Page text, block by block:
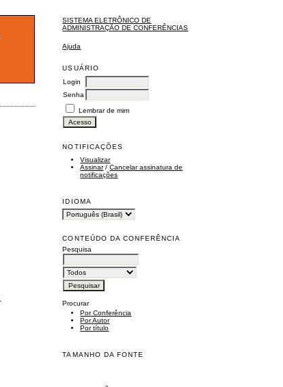
SISTEMA ELETRÔNICO DE
ADMINISTRAÇÃO DE CONFERÊNCIAS
Ajuda
USUÁRIO
Login
Senha
Lembrar de mim
NOTIFICAÇÕES
Visualizar
Assinar/Cancelar assinatura de
notificações
IDIOMA
CONTEÚDO DA CONFERÊNCIA
Pesquisa
Procurar
Por Conferência
Por Autor
Por título
TAMANHO DA FONTE